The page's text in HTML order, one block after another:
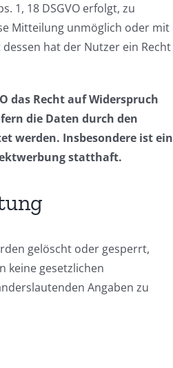
1, 18 DSGVO erfolgt, zu
Mitteilung unmöglich oder mit
hat der Nutzer ein Recht
das Recht auf Widerspruch
die Daten durch den
werden. Insbesondere ist ein
statthaft.
gelöscht oder gesperrt,
keine gesetzlichen
Angaben zu